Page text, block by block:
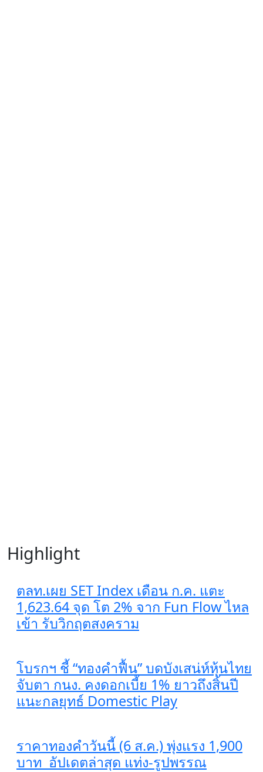
Highlight
ตลท.เผย SET Index เดือน ก.ค. แตะ
1,623.64 จุด โต 2% จาก Fun Flow ไหล
เข้า รับวิกฤตสงคราม
โบรกฯ ชี้ “ทองคำฟื้น” บดบังเสน่ห์หุ้นไทย
จับตา กนง. คงดอกเบี้ย 1% ยาวถึงสิ้นปี
แนะกลยุทธ์ Domestic Play
ราคาทองคำวันนี้ (6 ส.ค.) พุ่งแรง 1,900
บาท อัปเดตล่าสุด​ แท่ง-รูปพรรณ